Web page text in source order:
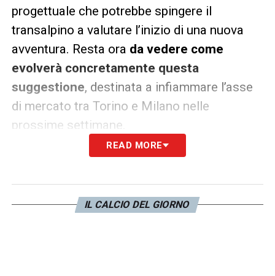
progettuale che potrebbe spingere il
transalpino a valutare l’inizio di una nuova
avventura. Resta ora da vedere come
evolverà concretamente questa
suggestione, destinata a infiammare l’asse
di mercato tra Torino e Milano nelle
prossime settimane.
READ MORE
IL CALCIO DEL GIORNO